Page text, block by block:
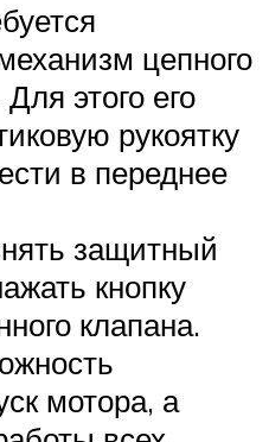
цепного
этого его
рукоятку
в переднее
защитный
кнопку
клапана.
мотора, а